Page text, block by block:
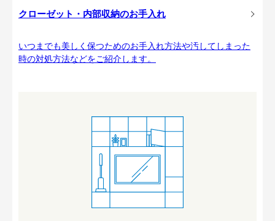
クローゼット・内部収納のお手入れ
いつまでも美しく保つためのお手入れ方法や汚してしまった
時の対処方法などをご紹介します。